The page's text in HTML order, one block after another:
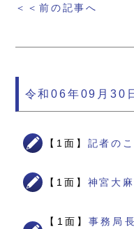
＜＜前の記事へ
令和06年09月30
【1面】 記者の
【1面】 神宮大
【1面】事務局